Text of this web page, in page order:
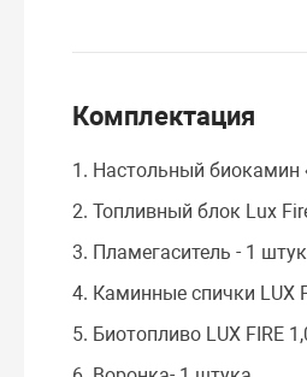
Комплектация
1. Настольный биокамин
2. Топливный блок Lux
3. Пламегаситель - 1
4. Каминные спички LUX
5. Биотопливо LUX FIRE